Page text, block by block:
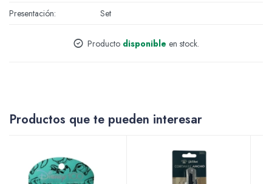
Presentación Set
Producto disponible en stock.
Productos que te pueden interesar
Varios
Pinturas